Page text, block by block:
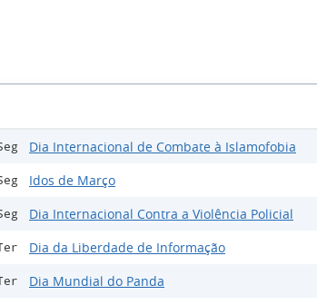
Dia Internacional de Combate à Islamofobia
Idos de Março
Dia Internacional Contra a Violência Policial
Dia da Liberdade de Informação
Dia Mundial do Panda